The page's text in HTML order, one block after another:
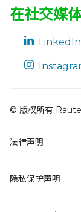
在社交媒
LinkedIn
© 版权所有
法律声明
隐私保护声明